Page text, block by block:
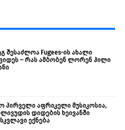
შესაძლოა Fugees-ის ახალი
– რას ამბობენ ლორენ ჰილი
პირველი აფრიკელი მუსიკოსია,
დიდების ხეივანში
ექნება